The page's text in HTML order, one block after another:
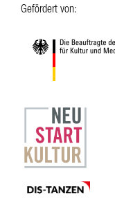
Gefördert von: